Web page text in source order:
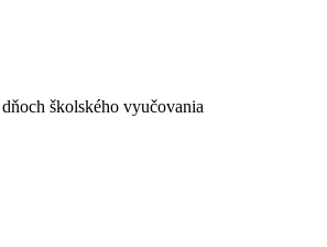
školského vyučovania